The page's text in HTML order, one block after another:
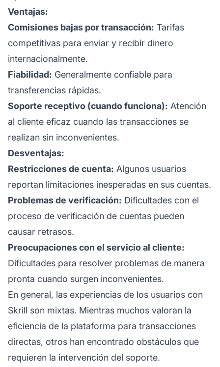
Ventajas:
Comisiones bajas por transacción: Tarifas
competitivas para enviar y recibir dinero
internacionalmente.
Fiabilidad: Generalmente confiable para
transferencias rápidas.
Soporte receptivo (cuando funciona): Atención
al cliente eficaz cuando las transacciones se
realizan sin inconvenientes.
Desventajas:
Restricciones de cuenta: Algunos usuarios
reportan limitaciones inesperadas en sus cuentas.
Problemas de verificación: Dificultades con el
proceso de verificación de cuentas pueden
causar retrasos.
Preocupaciones con el servicio al cliente:
Dificultades para resolver problemas de manera
pronta cuando surgen inconvenientes.
En general, las experiencias de los usuarios con
Skrill son mixtas. Mientras muchos valoran la
eficiencia de la plataforma para transacciones
directas, otros han encontrado obstáculos que
requieren la intervención del soporte.